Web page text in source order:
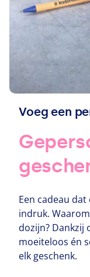
Voeg een
Een cadeau
indruk.
dozijn? Dankzij
moeiteloos én
elk geschenk.